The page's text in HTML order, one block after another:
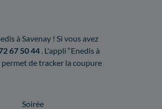
à Savenay ! Si vous avez
67 50 44 . L'appli “Enedis à
de tracker la coupure
Soirée